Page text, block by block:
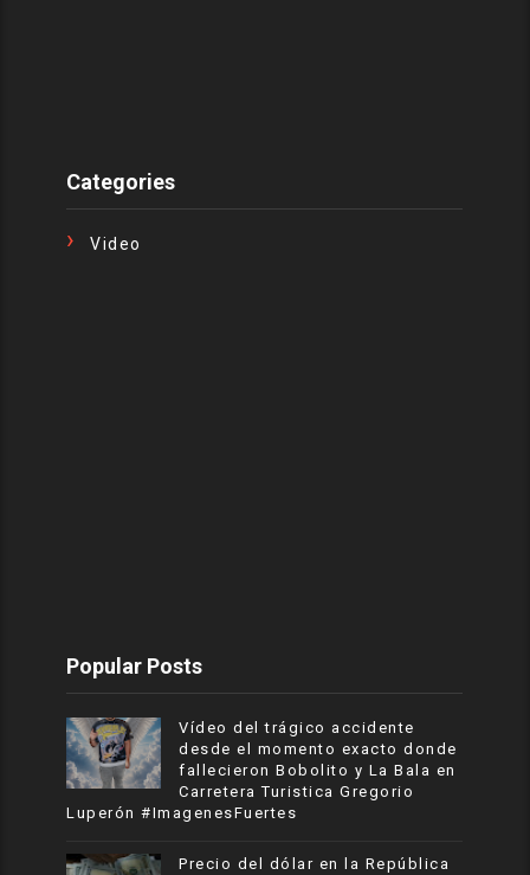
Categories
Video
Popular Posts
Vídeo del trágico accidente
desde el momento exacto donde
fallecieron Bobolito y La Bala en
Carretera Turistica Gregorio
Luperón #ImagenesFuertes
Precio del dólar en la República